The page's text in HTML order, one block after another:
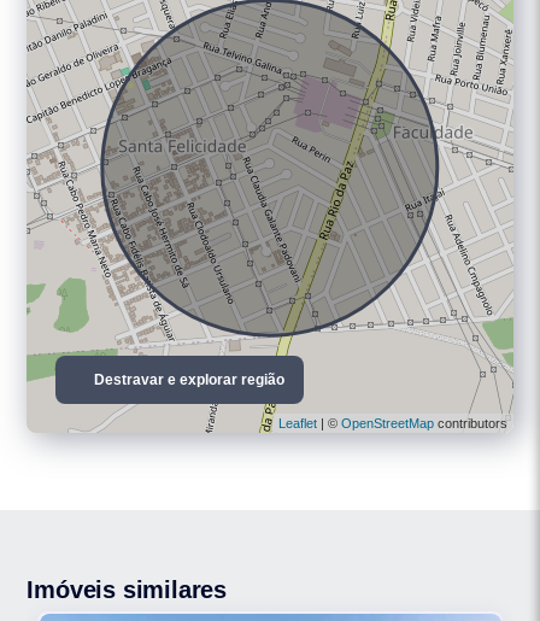
Leaflet| © OpenStreetMapcontributors
Destravar e explorar região
Imóveis similares